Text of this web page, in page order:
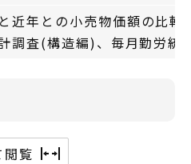
近年との小売物価額の比較
調査(構造編)、毎月勤労統
覧